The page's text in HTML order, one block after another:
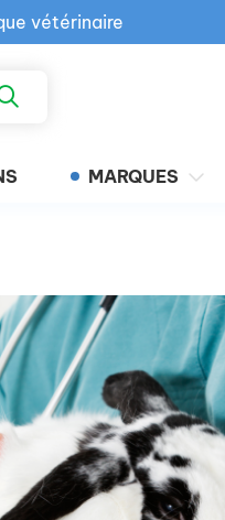
vétérinaire
clinique
MARQUES